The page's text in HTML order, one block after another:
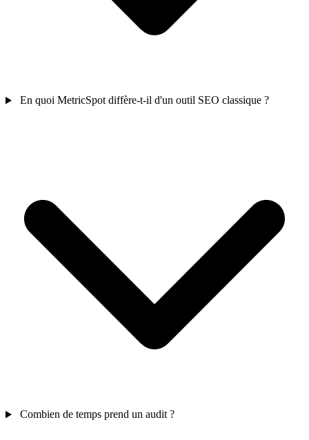
En quoi MetricSpot diffère-t-il d'un outil SEO classique ?
Combien de temps prend un audit ?